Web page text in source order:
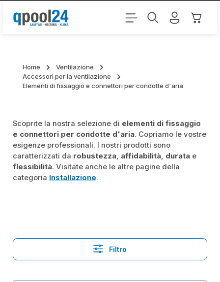
Passa al contenuto principale Il
Home
Ventilazione
Accessori per la ventilazione
Elementi di fissaggio e connettori per condotte d'aria
Scoprite la nostra selezione di elementi di fissaggio
e connettori per condotte d'aria. Copriamo le vostre
esigenze professionali. I nostri prodotti sono
caratterizzati da robustezza, affidabilità, durata e
flessibilità. Visitate anche le altre pagine della
categoria Installazione.
Filtro